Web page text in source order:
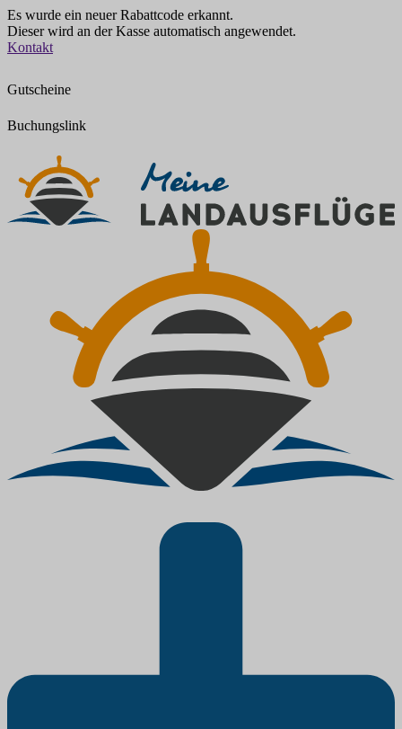
Es wurde ein neuer Rabattcode erkannt.
Dieser wird an der Kasse automatisch angewendet.
Zum
Kontakt
Gutscheine
Buchungslink